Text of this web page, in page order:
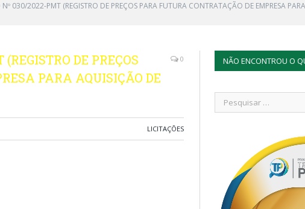
Nº 030/2022-PMT (REGISTRO DE PREÇOS PARA FUTURA CONTRATAÇÃO DE EMPRESA
DE PREÇOS
PARA AQUISIÇÃO DE
0
LICITAÇÕES
NÃO ENCONTROU O